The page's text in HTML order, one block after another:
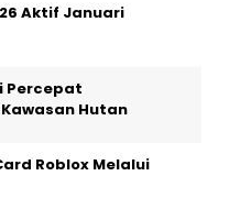
Aktif Januari
Percepat
Hutan
Roblox Melalui